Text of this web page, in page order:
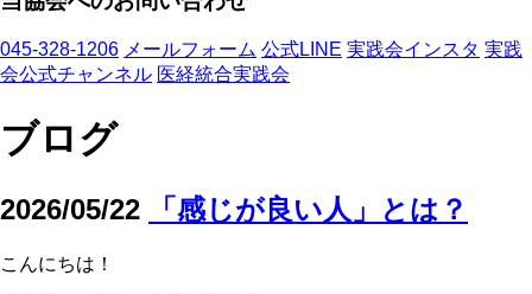
045-328-1206 メールフォーム 公式LINE 実践会インスタ 実践
会公式チャンネル 医経統合実践会
ブログ
2026/05/22 「感じが良い人」とは？
こんにちは！